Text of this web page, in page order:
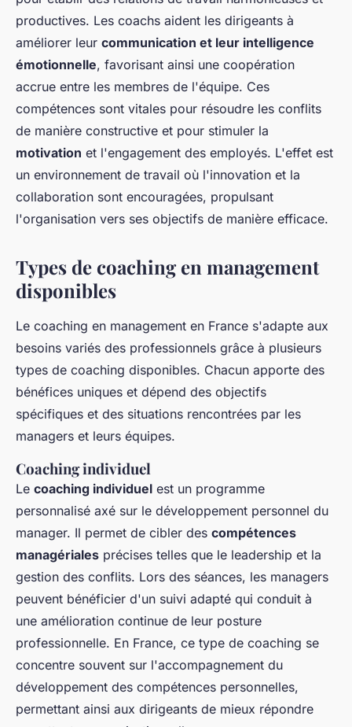
productives. Les coachs aident les dirigeants à
améliorer leur communication et leur intelligence
émotionnelle, favorisant ainsi une coopération
accrue entre les membres de l'équipe. Ces
compétences sont vitales pour résoudre les conflits
de manière constructive et pour stimuler la
motivation et l'engagement des employés. L'effet est
un environnement de travail où l'innovation et la
collaboration sont encouragées, propulsant
l'organisation vers ses objectifs de manière efficace.
Types de coaching en management
disponibles
Le coaching en management en France s'adapte aux
besoins variés des professionnels grâce à plusieurs
types de coaching disponibles. Chacun apporte des
bénéfices uniques et dépend des objectifs
spécifiques et des situations rencontrées par les
managers et leurs équipes.
Coaching individuel
Le coaching individuel est un programme
personnalisé axé sur le développement personnel du
manager. Il permet de cibler des compétences
managériales précises telles que le leadership et la
gestion des conflits. Lors des séances, les managers
peuvent bénéficier d'un suivi adapté qui conduit à
une amélioration continue de leur posture
professionnelle. En France, ce type de coaching se
concentre souvent sur l'accompagnement du
développement des compétences personnelles,
permettant ainsi aux dirigeants de mieux répondre